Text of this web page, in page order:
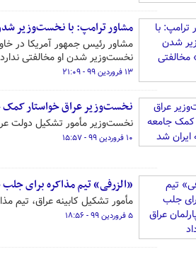
مشاور ترامپ:‌ با نخست‌وزیر
مشاور رئیس جمهور آمریکا در
نخست‌وزیر شدن او مخالفتی
۱۳ فروردین ۹۹ - ۲۱:۰۹
نخست‌وزیر عراق خواستار کمک
نخست‌وزیر مأمور تشکیل دولت
۱۰ فروردین ۹۹ - ۱۵:۵۷
«الزرفی» تیم مذاکره برای
مأمور تشکیل کابینه عراق، تیم
۵ فروردین ۹۹ - ۱۸:۵۶